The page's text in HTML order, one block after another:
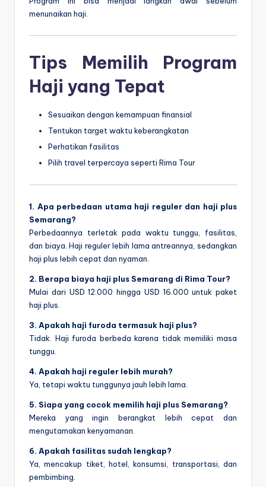
menunaikan haji.
Tips Memilih Program
Haji yang Tepat
Sesuaikan dengan kemampuan finansial
Tentukan target waktu keberangkatan
Perhatikan fasilitas
Pilih travel terpercaya seperti Rima Tour
1. Apa perbedaan utama haji reguler dan haji plus
Semarang?
Perbedaannya terletak pada waktu tunggu, fasilitas,
dan biaya. Haji reguler lebih lama antreannya, sedangkan
haji plus lebih cepat dan nyaman.
2. Berapa biaya haji plus Semarang di Rima Tour?
Mulai dari USD 12.000 hingga USD 16.000 untuk paket
haji plus.
3. Apakah haji furoda termasuk haji plus?
Tidak. Haji furoda berbeda karena tidak memiliki masa
tunggu.
4. Apakah haji reguler lebih murah?
Ya, tetapi waktu tunggunya jauh lebih lama.
5. Siapa yang cocok memilih haji plus Semarang?
Mereka yang ingin berangkat lebih cepat dan
mengutamakan kenyamanan.
6. Apakah fasilitas sudah lengkap?
Ya, mencakup tiket, hotel, konsumsi, transportasi, dan
pembimbing.